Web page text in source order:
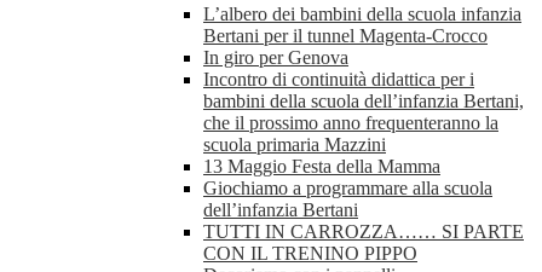
L’albero dei bambini della scuola infanzia
Bertani per il tunnel Magenta-Crocco
In giro per Genova
Incontro di continuità didattica per i
bambini della scuola dell’infanzia Bertani,
che il prossimo anno frequenteranno la
scuola primaria Mazzini
13 Maggio Festa della Mamma
Giochiamo a programmare alla scuola
dell’infanzia Bertani
TUTTI IN CARROZZA…… SI PARTE
CON IL TRENINO PIPPO